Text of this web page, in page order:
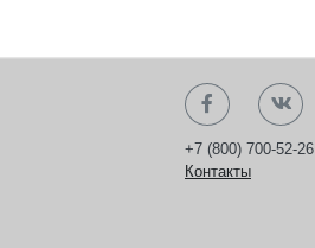
+7 (800) 700-52-26
Контакты